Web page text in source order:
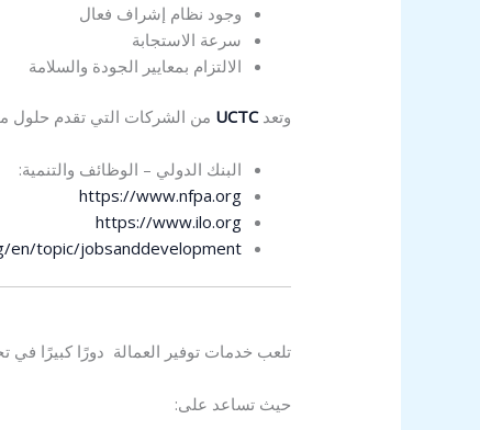
وجود نظام إشراف فعال
سرعة الاستجابة
الالتزام بمعايير الجودة والسلامة
وتعدUCTC من الشركات التي تقدم حلول
البنك الدولي – الوظائف والتنمية:
https://www.nfpa.org
https://www.ilo.org
en/topic/jobsanddevelopment
تلعب خدمات توفير العمالة دورًا كبيرًا
حيث تساعد على: